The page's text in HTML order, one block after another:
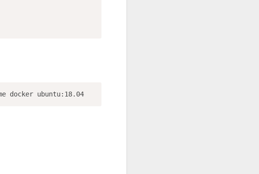
$ docker create -v /home/docker:/docker --name docker ubuntu:18.04